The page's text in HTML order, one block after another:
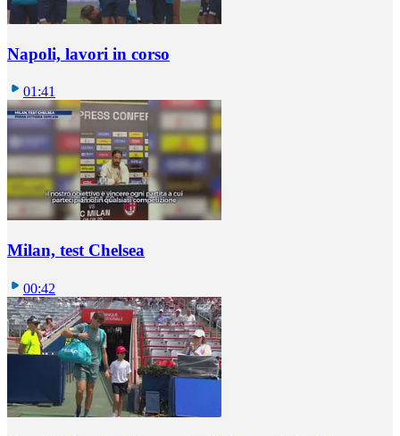
Napoli, lavori in corso
01:41
Milan, test Chelsea
00:42